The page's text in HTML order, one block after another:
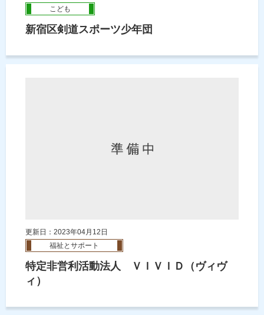
こども
新宿区剣道スポーツ少年団
更新日：2023年04月12日
福祉とサポート
特定非営利活動法人 ＶＩＶＩＤ（ヴィヴ
ィ）